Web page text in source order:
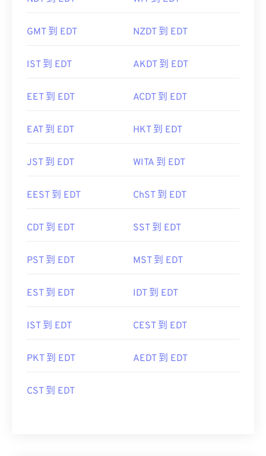
GMT 到 EDT NZDT 到 EDT
IST 到 EDT AKDT 到 EDT
EET 到 EDT ACDT 到 EDT
EAT 到 EDT HKT 到 EDT
JST 到 EDT WITA 到 EDT
EEST 到 EDT ChST 到 EDT
CDT 到 EDT SST 到 EDT
PST 到 EDT MST 到 EDT
EST 到 EDT IDT 到 EDT
IST 到 EDT CEST 到 EDT
PKT 到 EDT AEDT 到 EDT
CST 到 EDT